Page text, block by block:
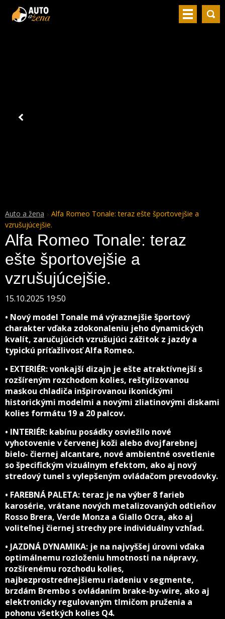
Auto a žena
Alfa Romeo Tonale: teraz ešte športovejšie a
vzrušujúcejšie.
Alfa Romeo Tonale: teraz
ešte športovejšie a
vzrušujúcejšie.
15.10.2025 19:50
• Nový model Tonale má výraznejšie športový
charakter vďaka zdokonaleniu jeho dynamických
kvalít, zaručujúcich vzrušujúci zážitok z jazdy a
typickú príťažlivosť Alfa Romeo.
• EXTERIÉR: vonkajší dizajn je ešte atraktívnejší s
rozšíreným rozchodom kolies, reštylizovanou
maskou chladiča inšpirovanou ikonickými
historickými modelmi a novými zliatinovými diskami
kolies formátu 19 a 20 palcov.
• INTERIÉR: kabínu posádky osviežilo nové
vyhotovenie v červenej koži alebo dvojfarebnej
bielo- čiernej alcantare, nové ambientné osvetlenie
so špecifickým vizuálnym efektom, ako aj nový
stredový tunel s vylepšeným ovládačom prevodovky.
• FAREBNÁ PALETA: teraz je na výber 8 farieb
karosérie, vrátane nových metalizovaných odtieňov
Rosso Brera, Verde Monza a Giallo Ocra, ako aj
voliteľnej čiernej strechy pre individuálny vzhľad.
• JAZDNÁ DYNAMIKA: je na najvyššej úrovni vďaka
optimálnemu rozloženiu hmotnosti na nápravy,
rozšírenému rozchodu kolies,
najbezprostrednejšiemu riadeniu v segmente,
brzdám Brembo s ovládaním brake-by-wire, ako aj
elektronicky regulovaným tlmičom pruženia a
pohonu všetkých kolies Q4.